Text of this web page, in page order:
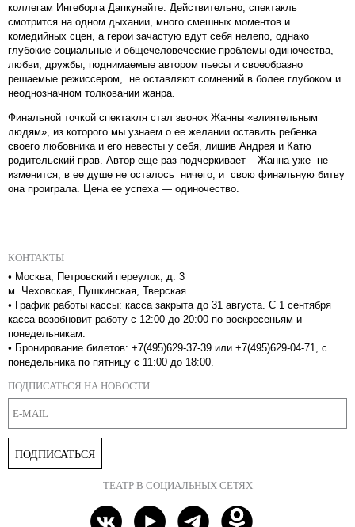
коллегам Ингеборга Дапкунайте. Действительно, спектакль
смотрится на одном дыхании, много смешных моментов и
комедийных сцен, а герои зачастую вдут себя нелепо, однако
глубокие социальные и общечеловеческие проблемы одиночества,
любви, дружбы, поднимаемые автором пьесы и своеобразно
решаемые режиссером, не оставляют сомнений в более глубоком и
неоднозначном толковании жанра.
Финальной точкой спектакля стал звонок Жанны «влиятельным
людям», из которого мы узнаем о ее желании оставить ребенка
своего любовника и его невесты у себя, лишив Андрея и Катю
родительский прав. Автор еще раз подчеркивает – Жанна уже не
изменится, в ее душе не осталось ничего, и свою финальную битву
она проиграла. Цена ее успеха — одиночество.
КОНТАКТЫ
• Москва, Петровский переулок, д. 3
м. Чеховская, Пушкинская, Тверская
• График работы кассы: касса закрыта до 31 августа. С 1 сентября
касса возобновит работу с 12:00 до 20:00 по воскресеньям и
понедельникам.
• Бронирование билетов: +7(495)629-37-39 или +7(495)629-04-71, с
понедельника по пятницу с 11:00 до 18:00.
ПОДПИСАТЬСЯ НА НОВОСТИ
ПОДПИСАТЬСЯ
ТЕАТР В СОЦИАЛЬНЫХ СЕТЯХ